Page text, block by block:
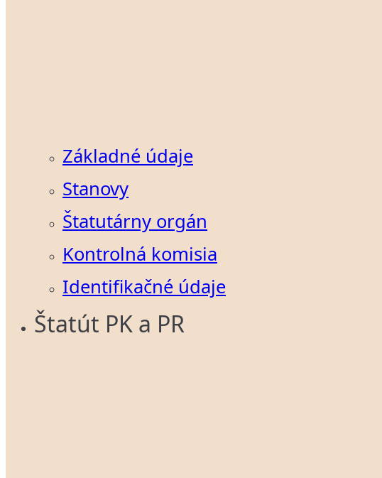
Základné údaje
Stanovy
Štatutárny orgán
Kontrolná komisia
Identifikačné údaje
Štatút PK a PR